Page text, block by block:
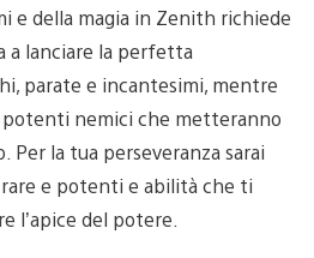
e della magia in Zenith richiede
a lanciare la perfetta
parate e incantesimi, mentre
nemici che metteranno
Per la tua perseveranza sarai
e potenti e abilità che ti
l’apice del potere.